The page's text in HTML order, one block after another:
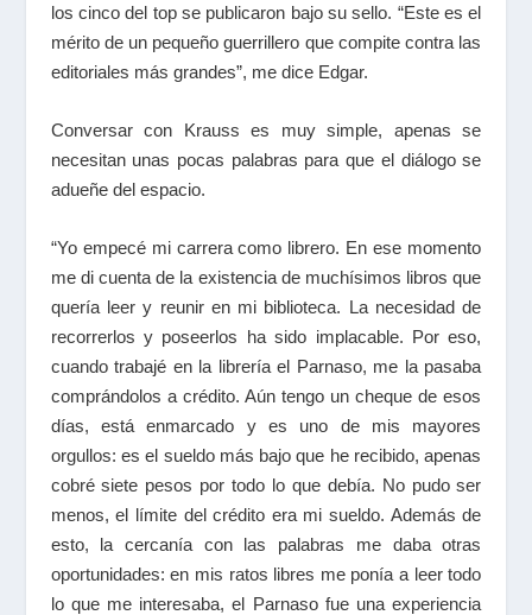
los cinco del top se publicaron bajo su sello. “Este es el
mérito de un pequeño guerrillero que compite contra las
editoriales más grandes”, me dice Edgar.
Conversar con Krauss es muy simple, apenas se
necesitan unas pocas palabras para que el diálogo se
adueñe del espacio.
“Yo empecé mi carrera como librero. En ese momento
me di cuenta de la existencia de muchísimos libros que
quería leer y reunir en mi biblioteca. La necesidad de
recorrerlos y poseerlos ha sido implacable. Por eso,
cuando trabajé en la librería el Parnaso, me la pasaba
comprándolos a crédito. Aún tengo un cheque de esos
días, está enmarcado y es uno de mis mayores
orgullos: es el sueldo más bajo que he recibido, apenas
cobré siete pesos por todo lo que debía. No pudo ser
menos, el límite del crédito era mi sueldo. Además de
esto, la cercanía con las palabras me daba otras
oportunidades: en mis ratos libres me ponía a leer todo
lo que me interesaba, el Parnaso fue una experiencia